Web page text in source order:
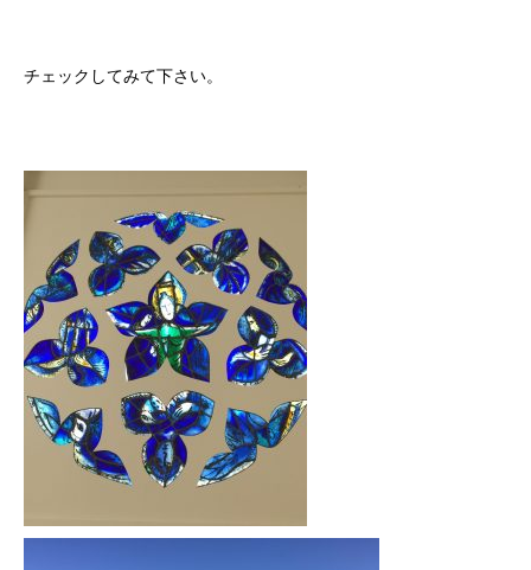
チェックしてみて下さい。